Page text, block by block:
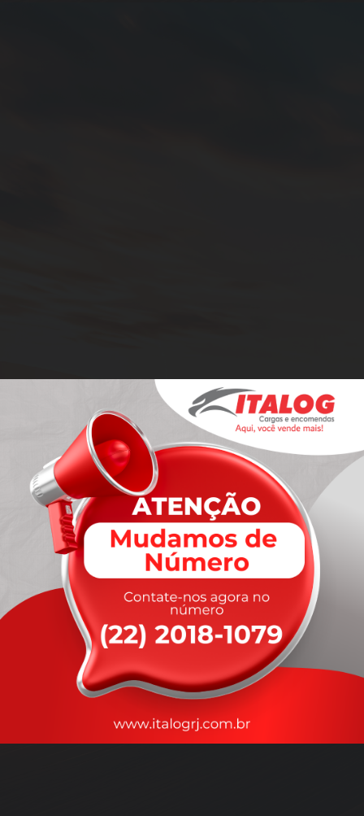
rapidez
que você precisa,
com a qualidade que vocêmerece.
Nossos motoristas são treinados para garantir a máxima
durante o transporte, com rastreamento em tempo real.